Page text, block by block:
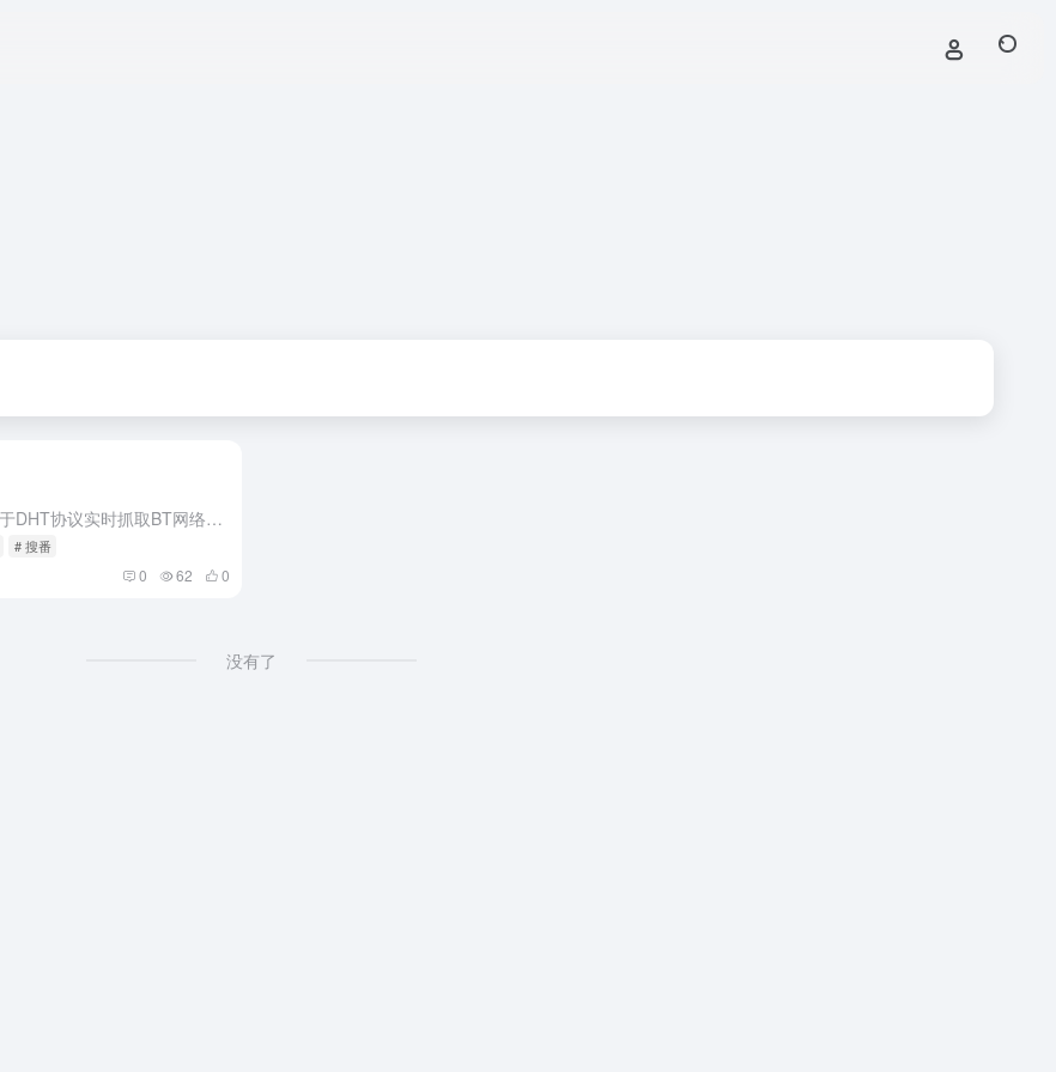
搜番是专业的磁力链接搜索引擎，基于DHT协议实时抓取BT网络资源，索引数千万条磁力链接，涵盖电影、剧集、动漫、音乐、软件等领域。
# 搜番
0 62 0
没有了